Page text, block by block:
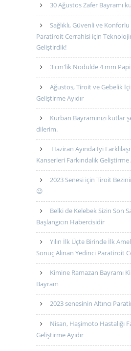
30 Ağustos Zafer Bayramı
Sağlıklı, Güvenli ve
Paratiroit Cerrahisi için
Geliştirdik!
3 cm'lik Nodülde 4 mm
Ağustos, Tiroit ve Gebelik
Geliştirme Ayıdır
Kurban Bayramınızı kutlar
dilerim.
Haziran Ayında İyi
Kanserleri Farkındalık Geliştirme
2023 Senesi için Tiroit
😉
Belki de Kelebek Sizin Son
Başlangıcın Habercisidir
Yılın İlk Üçte Birinde İlk
Sonuç Alınan Yedinci Paratiroit
Kimine Ramazan Bayramı
Bayram
2023 senesinin Altıncı
Nisan, Haşimoto Hastalığı
Geliştirme Ayıdır